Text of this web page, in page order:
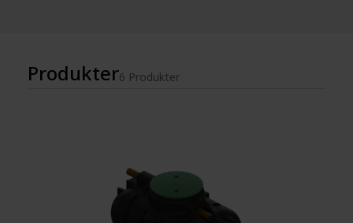
Produkter6 Produkter